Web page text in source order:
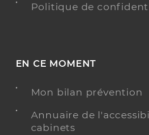
Politique de
EN CE MOMENT
Mon bilan prévention
Annuaire de
cabinets